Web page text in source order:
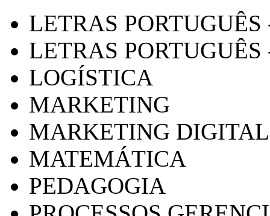
LETRAS
LETRAS PORTUGUÊS
LOGÍSTICA
MARKETING
MARKETING DIGITAL
MATEMÁTICA
PEDAGOGIA